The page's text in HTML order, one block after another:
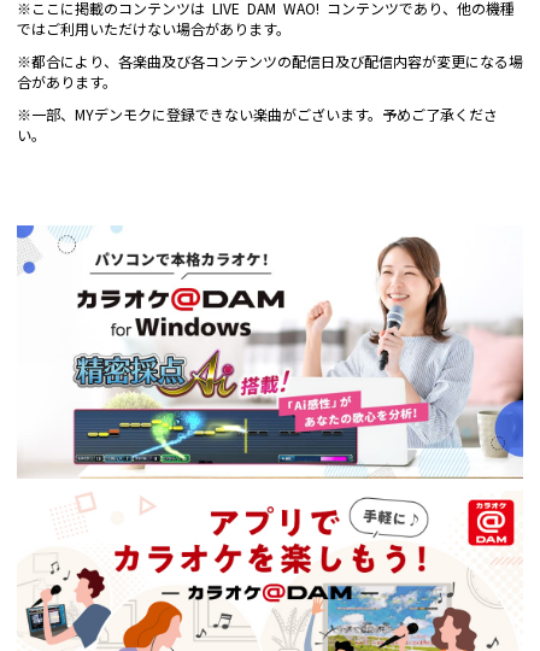
※ここに掲載のコンテンツは LIVE DAM WAO! コンテンツであり、他の機種
ではご利用いただけない場合があります。
※都合により、各楽曲及び各コンテンツの配信日及び配信内容が変更になる場
合があります。
※一部、MYデンモクに登録できない楽曲がございます。予めご了承くださ
い。